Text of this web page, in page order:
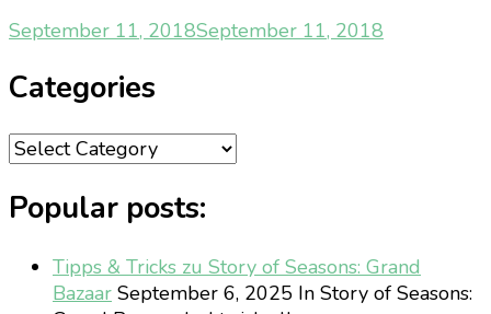
September 11, 2018September 11, 2018
Categories
Categories
Popular posts:
Tipps & Tricks zu Story of Seasons: Grand
Bazaar September 6, 2025 In Story of Seasons: